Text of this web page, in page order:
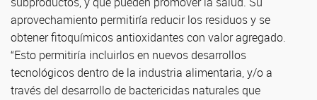
aprovechamiento permitiría reducir los residuos y se
obtener fitoquímicos antioxidantes con valor agregado.
“Esto permitiría incluirlos en nuevos desarrollos
tecnológicos dentro de la industria alimentaria, y/o a
través del desarrollo de bactericidas naturales que